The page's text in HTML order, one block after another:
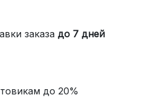
заказа до 7 дней
до 20%